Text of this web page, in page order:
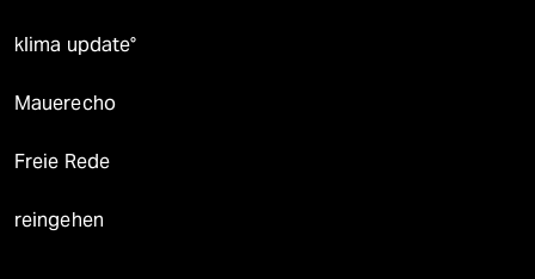
klima update°
Mauerecho
Freie Rede
reingehen